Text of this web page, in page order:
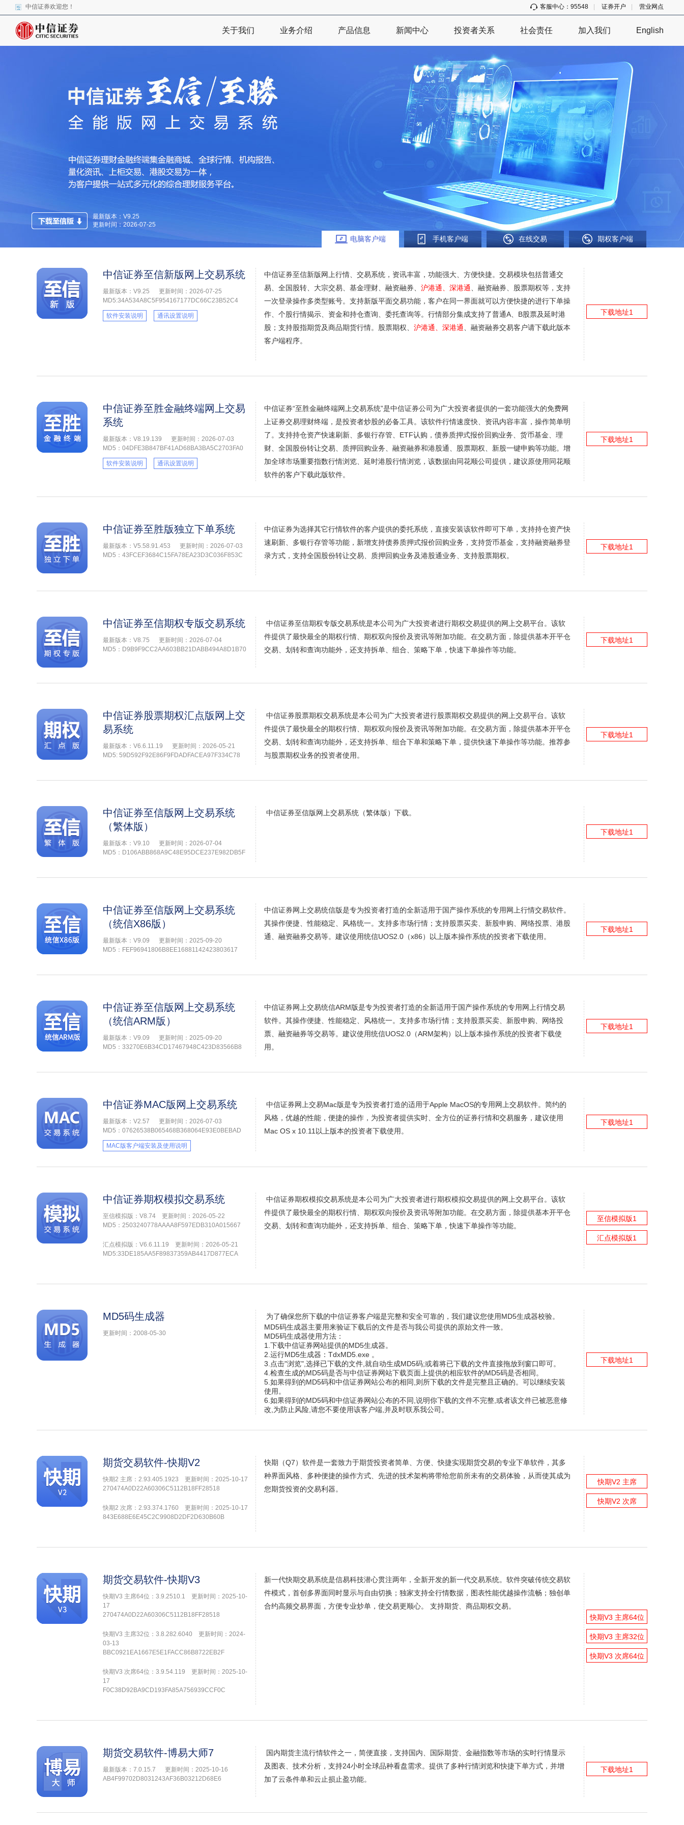
中信证券欢迎您！ 客服中心：95548 证券开户 营业网点
关于我们 业务介绍 产品信息 新闻中心 投资者关系 社会责任 加入我们 English
最新版本：V9.25
更新时间：2026-07-25
电脑客户端 手机客户端 在线交易 期权客户端
中信证券至信新版网上交易系统
最新版本：V9.25
更新时间：2026-07-25
MD5:34A534A8C5F954167177DC66C23B52C4
软件安装说明 通讯设置说明
中信证券至信新版网上行情、交易系统，资讯丰富，功能强大、方便快捷。交易模块包括普通交
易、全国股转、大宗交易、基金理财、融资融券、 沪港通、深港通
、融资融券、股票期权等，支持
一次登录操作多类型账号。支持新版平面交易功能，客户在同一界面就可以方便快捷的进行下单操
作、个股行情揭示、资金和持仓查询、委托查询等。行情部分集成支持了普通A、B股票及延时港
股；支持股指期货及商品期货行情。股票期权、 沪港通、深港通
、融资融券交易客户请下载此版本
客户端程序。
下载地址1
中信证券至胜金融终端网上交易
系统
最新版本：V8.19.139
更新时间：2026-07-03
MD5：04DFE3B847BF41AD68BA3BA5C2703FA0
软件安装说明 通讯设置说明
中信证券“至胜金融终端网上交易系统”是中信证券公司为广大投资者提供的一套功能强大的免费网
上证券交易理财终端，是投资者炒股的必备工具。该软件行情速度快、资讯内容丰富，操作简单明
了。支持持仓资产快速刷新、多银行存管、ETF认购，债券质押式报价回购业务、货币基金、理
财、全国股份转让交易、质押回购业务、融资融券和港股通、股票期权、新股一键申购等功能。增
加全球市场重要指数行情浏览、延时港股行情浏览，该数据由同花顺公司提供，建议原使用同花顺
软件的客户下载此版软件。
下载地址1
中信证券至胜版独立下单系统
最新版本：V5.58.91.453
更新时间：2026-07-03
MD5：43FCEF3684C15FA78EA23D3C036F853C
中信证券为选择其它行情软件的客户提供的委托系统，直接安装该软件即可下单，支持持仓资产快
速刷新、多银行存管等功能，新增支持债券质押式报价回购业务，支持货币基金，支持融资融券登
录方式，支持全国股份转让交易、质押回购业务及港股通业务、支持股票期权。
下载地址1
中信证券至信期权专版交易系统
最新版本：V8.75
更新时间：2026-07-04
MD5：D9B9F9CC2AA603BB21DABB494A8D1B70
中信证券至信期权专版交易系统是本公司为广大投资者进行期权交易提供的网上交易平台。该软
件提供了最快最全的期权行情、期权双向报价及资讯等附加功能。在交易方面，除提供基本开平仓
交易、划转和查询功能外，还支持拆单、组合、策略下单，快速下单操作等功能。
下载地址1
中信证券股票期权汇点版网上交
易系统
最新版本：V6.6.11.19
更新时间：2026-05-21
MD5: 59D592F92E86F9FDADFACEA97F334C78
中信证券股票期权交易系统是本公司为广大投资者进行股票期权交易提供的网上交易平台。该软
件提供了最快最全的期权行情、期权双向报价及资讯等附加功能。在交易方面，除提供基本开平仓
交易、划转和查询功能外，还支持拆单、组合下单和策略下单，提供快速下单操作等功能。推荐参
与股票期权业务的投资者使用。
下载地址1
中信证券至信版网上交易系统
（繁体版）
最新版本：V9.10
更新时间：2026-07-04
MD5：D106ABB868A9C48E95DCE237E982DB5F
中信证券至信版网上交易系统（繁体版）下载。
下载地址1
中信证券至信版网上交易系统
（统信X86版）
最新版本：V9.09
更新时间：2025-09-20
MD5：FEF96941806B8EE16881142423803617
中信证券网上交易统信版是专为投资者打造的全新适用于国产操作系统的专用网上行情交易软件。
其操作便捷、性能稳定、风格统一。支持多市场行情；支持股票买卖、新股申购、网络投票、港股
通、融资融券交易等。建议使用统信UOS2.0（x86）以上版本操作系统的投资者下载使用。
下载地址1
中信证券至信版网上交易系统
（统信ARM版）
最新版本：V9.09
更新时间：2025-09-20
MD5：33270E6B34CD17467948C423D83566B8
中信证券网上交易统信ARM版是专为投资者打造的全新适用于国产操作系统的专用网上行情交易
软件。其操作便捷、性能稳定、风格统一。支持多市场行情；支持股票买卖、新股申购、网络投
票、融资融券等交易等。建议使用统信UOS2.0（ARM架构）以上版本操作系统的投资者下载使
用。
下载地址1
中信证券MAC版网上交易系统
最新版本：V2.57
更新时间：2026-07-03
MD5：07626538B065468B368064E93E0BEBAD
MAC版客户端安装及使用说明
中信证券网上交易Mac版是专为投资者打造的适用于Apple MacOS的专用网上交易软件。简约的
风格，优越的性能，便捷的操作，为投资者提供实时、全方位的证券行情和交易服务，建议使用
Mac OS x 10.11以上版本的投资者下载使用。
下载地址1
中信证券期权模拟交易系统
至信模拟版：V8.74 更新时间：2026-05-22
MD5：2503240778AAAA8F597EDB310A015667
汇点模拟版：V6.6.11.19 更新时间：2026-05-21
MD5:33DE185AA5F89837359AB4417D877ECA
中信证券期权模拟交易系统是本公司为广大投资者进行期权模拟交易提供的网上交易平台。该软
件提供了最快最全的期权行情、期权双向报价及资讯等附加功能。在交易方面，除提供基本开平仓
交易、划转和查询功能外，还支持拆单、组合、策略下单，快速下单操作等功能。
至信模拟版1
汇点模拟版1
MD5码生成器
更新时间：2008-05-30
为了确保您所下载的中信证券客户端是完整和安全可靠的，我们建议您使用MD5生成器校验。
MD5码生成器主要用来验证下载后的文件是否与我公司提供的原始文件一致。
MD5码生成器使用方法：
1.下载中信证券网站提供的MD5生成器。
2.运行MD5生成器：TdxMD5.exe 。
3.点击"浏览",选择已下载的文件,就自动生成MD5码;或着将已下载的文件直接拖放到窗口即可。
4.检查生成的MD5码是否与中信证券网站下载页面上提供的相应软件的MD5码是否相同。
5.如果得到的MD5码和中信证券网站公布的相同,则所下载的文件是完整且正确的。可以继续安装
使用。
6.如果得到的MD5码和中信证券网站公布的不同,说明你下载的文件不完整,或者该文件已被恶意修
改,为防止风险,请您不要使用该客户端,并及时联系我公司。
下载地址1
期货交易软件-快期V2
快期2 主席：2.93.405.1923 更新时间：2025-10-17
270474A0D22A60306C5112B18FF28518
快期2 次席：2.93.374.1760 更新时间：2025-10-17
843E688E6E45C2C9908D2DF2D630B60B
快期（Q7）软件是一套致力于期货投资者简单、方便、快捷实现期货交易的专业下单软件，其多
种界面风格、多种便捷的操作方式、先进的技术架构将带给您前所未有的交易体验，从而使其成为
您期货投资的交易利器。
快期V2 主席
快期V2 次席
期货交易软件-快期V3
快期V3 主席64位：3.9.2510.1 更新时间：2025-10-
17
270474A0D22A60306C5112B18FF28518
快期V3 主席32位：3.8.282.6040 更新时间：2024-
03-13
BBC0921EA1667E5E1FACC86B8722EB2F
快期V3 次席64位：3.9.54.119 更新时间：2025-10-
17
F0C38D92BA9CD193FA85A756939CCF0C
新一代快期交易系统是信易科技潜心贯注两年，全新开发的新一代交易系统。软件突破传统交易软
件模式，首创多界面同时显示与自由切换；独家支持全行情数据，图表性能优越操作流畅；独创单
合约高频交易界面，方便专业炒单，使交易更顺心。 支持期货、商品期权交易。
快期V3 主席64位
快期V3 主席32位
快期V3 次席64位
期货交易软件-博易大师7
最新版本：7.0.15.7
更新时间：2025-10-16
AB4F99702D8031243AF36B03212D68E6
国内期货主流行情软件之一，简便直接，支持国内、国际期货、金融指数等市场的实时行情显示
及图表、技术分析，支持24小时全球品种看盘需求。提供了多种行情浏览和快捷下单方式，并增
加了云条件单和云止损止盈功能。
下载地址1